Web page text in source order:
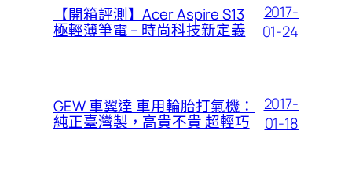
【開箱評測】Acer Aspire S13
極輕薄筆電 – 時尚科技新定義
2017-
01-24
GEW 車翼達 車用輪胎打氣機：
純正臺灣製，高貴不貴 超輕巧
2017-
01-18